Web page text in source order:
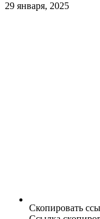
29 января, 2025
Скопировать